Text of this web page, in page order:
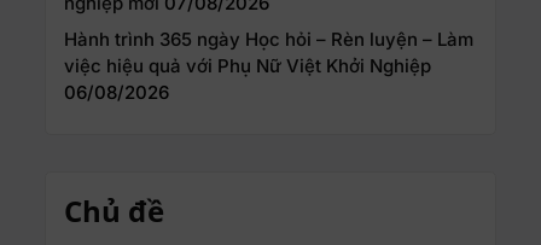
Hành trình 365 ngày Học hỏi – Rèn luyện – Làm
việc hiệu quả với Phụ Nữ Việt Khởi Nghiệp
06/08/2026
Chủ đề